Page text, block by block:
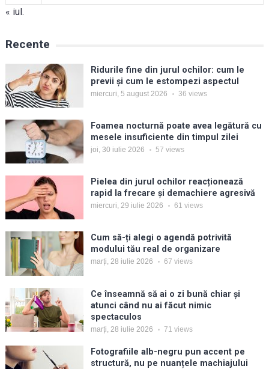
« iul.
Recente
Ridurile fine din jurul ochilor: cum le
previi și cum le estompezi aspectul
miercuri, 5 august 2026 36 views
Foamea nocturnă poate avea legătură cu
mesele insuficiente din timpul zilei
joi, 30 iulie 2026 57 views
Pielea din jurul ochilor reacționează
rapid la frecare și demachiere agresivă
miercuri, 29 iulie 2026 61 views
Cum să-ți alegi o agendă potrivită
modului tău real de organizare
marți, 28 iulie 2026 67 views
Ce înseamnă să ai o zi bună chiar și
atunci când nu ai făcut nimic
spectaculos
marți, 28 iulie 2026 71 views
Fotografiile alb-negru pun accent pe
structură, nu pe nuanțele machiajului